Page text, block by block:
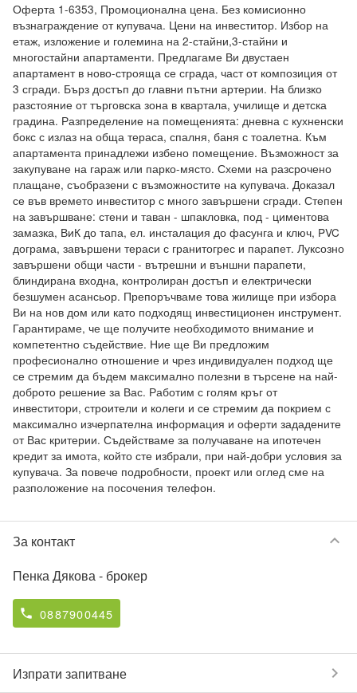
Оферта 1-6353, Промоционална цена. Без комисионно
възнаграждение от купувача. Цени на инвеститор. Избор на
етаж, изложение и големина на 2-стайни,3-стайни и
многостайни апартаменти. Предлагаме Ви двустаен
апартамент в ново-строяща се сграда, част от композиция от
3 сгради. Бърз достъп до главни пътни артерии. На близко
разстояние от търговска зона в квартала, училище и детска
градина. Разпределение на помещенията: дневна с кухненски
бокс с излаз на обща тераса, спалня, баня с тоалетна. Към
апартамента принадлежи избено помещение. Възможност за
закупуване на гараж или парко-място. Схеми на разсрочено
плащане, съобразени с възможностите на купувача. Доказал
се във времето инвеститор с много завършени сгради. Степен
на завършване: стени и таван - шпакловка, под - циментова
замазка, ВиК до тапа, ел. инсталация до фасунга и ключ, PVC
дограма, завършени тераси с гранитогрес и парапет. Луксозно
завършени общи части - вътрешни и външни парапети,
блиндирана входна, контролиран достъп и електрически
безшумен асансьор. Препоръчваме това жилище при избора
Ви на нов дом или като подходящ инвестиционен инструмент.
Гарантираме, че ще получите необходимото внимание и
компетентно съдействие. Ние ще Ви предложим
професионално отношение и чрез индивидуален подход ще
се стремим да бъдем максимално полезни в търсене на най-
доброто решение за Вас. Работим с голям кръг от
инвеститори, строители и колеги и се стремим да покрием с
максимално изчерпателна информация и оферти зададените
от Вас критерии. Съдействаме за получаване на ипотечен
кредит за имота, който сте избрали, при най-добри условия за
купувача. За повече подробности, проект или оглед сме на
разположение на посочения телефон.
За контакт keyboard_arrow_down
Пенка Дякова- брокер
phone 0887900445
Изпрати запитване chevron_right